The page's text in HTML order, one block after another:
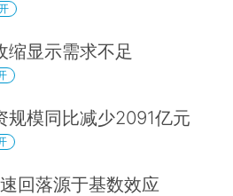
缩显示需求不足
规模同比减少2091亿元
回落源于基数效应